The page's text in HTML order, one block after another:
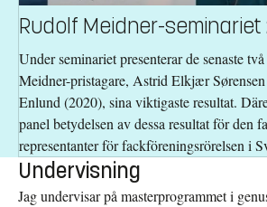
Rudolf Meidner-seminariet
Under seminariet presenterar de senaste
Meidner-pristagare, Astrid Elkjær
Enlund (2020), sina viktigaste resultat.
panel betydelsen av dessa resultat för den
representanter för fackföreningsrörelsen i
Undervisning
Jag undervisar på masterprogrammet i